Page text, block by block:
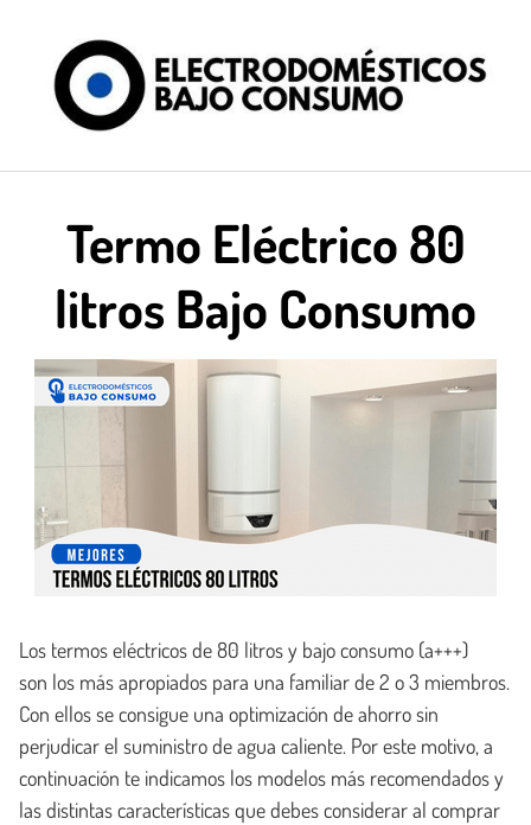
contenido
Termo Eléctrico 80
litros Bajo Consumo
Los termos eléctricos de 80 litros y bajo consumo (a+++)
son los más apropiados para una familiar de 2 o 3 miembros.
Con ellos se consigue una optimización de ahorro sin
perjudicar el suministro de agua caliente. Por este motivo, a
continuación te indicamos los modelos más recomendados y
las distintas características que debes considerar al comprar